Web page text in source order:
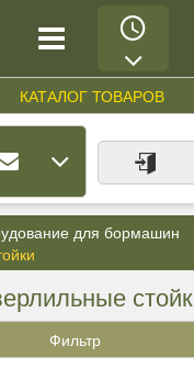
КАТАЛОГ ТОВАРОВ
для бормашин
Фильтр